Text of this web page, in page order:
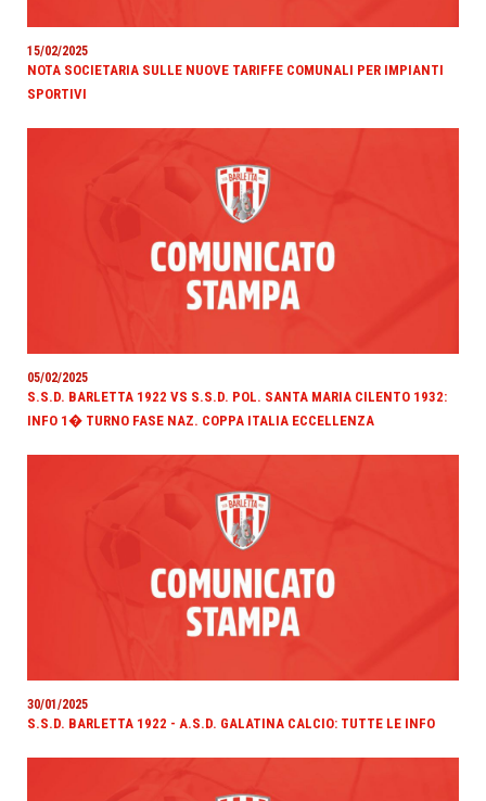
15/02/2025
NOTA SOCIETARIA SULLE NUOVE TARIFFE COMUNALI PER IMPIANTI
SPORTIVI
05/02/2025
S.S.D. BARLETTA 1922 VS S.S.D. POL. SANTA MARIA CILENTO 1932:
INFO 1� TURNO FASE NAZ. COPPA ITALIA ECCELLENZA
30/01/2025
S.S.D. BARLETTA 1922 - A.S.D. GALATINA CALCIO: TUTTE LE INFO